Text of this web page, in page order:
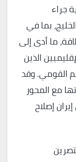
جراء
بما في
ما أدى إلى
الذين
القومي. وقد
مع المحور
إصلاح